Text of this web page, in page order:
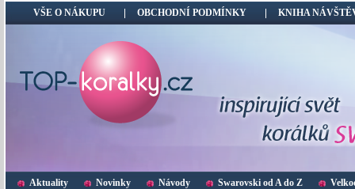
VŠE O NÁKUPU OBCHODNÍ PODMÍNKY KNIHA
Aktuality Novinky Návody Swarovski od A do Z